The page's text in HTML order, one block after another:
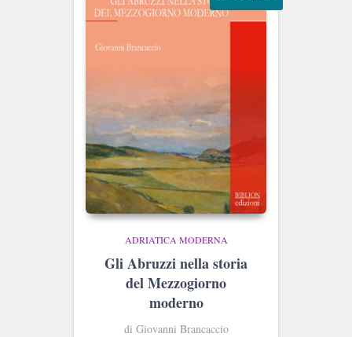
ADRIATICA MODERNA
Gli Abruzzi nella storia
del Mezzogiorno
moderno
di Giovanni Brancaccio